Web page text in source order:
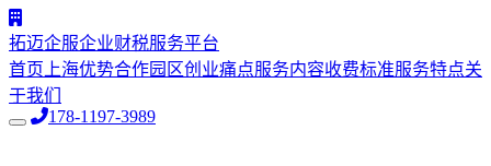
拓迈企服企业财税服务平台
首页 上海优势合作园区创业痛点服务内容收费标准服务特点关
于我们
178-1197-3989